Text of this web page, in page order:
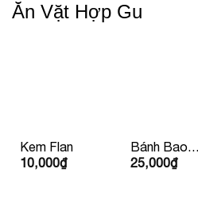
Ăn Vặt Hợp Gu
Kem Flan
10,000₫
Bánh Bao
Nhân Thịt Xá
25,000₫